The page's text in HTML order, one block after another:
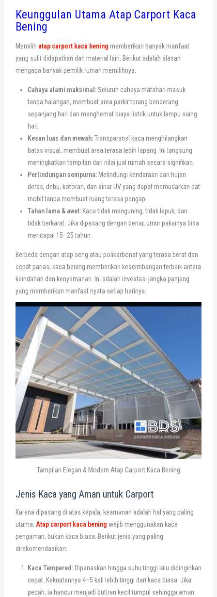
Keunggulan Utama Atap Carport Kaca
Bening
Memilih atap carport kaca bening memberikan banyak manfaat
yang sulit didapatkan dari material lain. Berikut adalah alasan
mengapa banyak pemilik rumah memilihnya:
Cahaya alami maksimal:Seluruh cahaya matahari masuk
tanpa halangan, membuat area parkir terang benderang
sepanjang hari dan menghemat biaya listrik untuk lampu siang
hari.
Kesan luas dan mewah:Transparansi kaca menghilangkan
batas visual, membuat area terasa lebih lapang. Ini langsung
meningkatkan tampilan dan nilai jual rumah secara signifikan.
Perlindungan sempurna:Melindungi kendaraan dari hujan
deras, debu, kotoran, dan sinar UV yang dapat memudarkan cat
mobil tanpa membuat ruang terasa pengap.
Tahan lama & awet:Kaca tidak menguning, tidak lapuk, dan
tidak berkarat. Jika dipasang dengan benar, umur pakainya bisa
mencapai 15–25 tahun.
Berbeda dengan atap seng atau polikarbonat yang terasa berat dan
cepat panas, kaca bening memberikan keseimbangan terbaik antara
keindahan dan kenyamanan. Ini adalah investasi jangka panjang
yang memberikan manfaat nyata setiap harinya.
Tampilan Elegan & Modern Atap Carport Kaca Bening
Jenis Kaca yang Aman untuk Carport
Karena dipasang di atas kepala, keamanan adalah hal yang paling
utama. Atap carport kaca bening wajib menggunakan kaca
pengaman, bukan kaca biasa. Berikut jenis yang paling
direkomendasikan:
Kaca Tempered:Dipanaskan hingga suhu tinggi lalu didinginkan
cepat. Kekuatannya 4–5 kali lebih tinggi dari kaca biasa. Jika
pecah, ia hancur menjadi butiran kecil tumpul sehingga aman